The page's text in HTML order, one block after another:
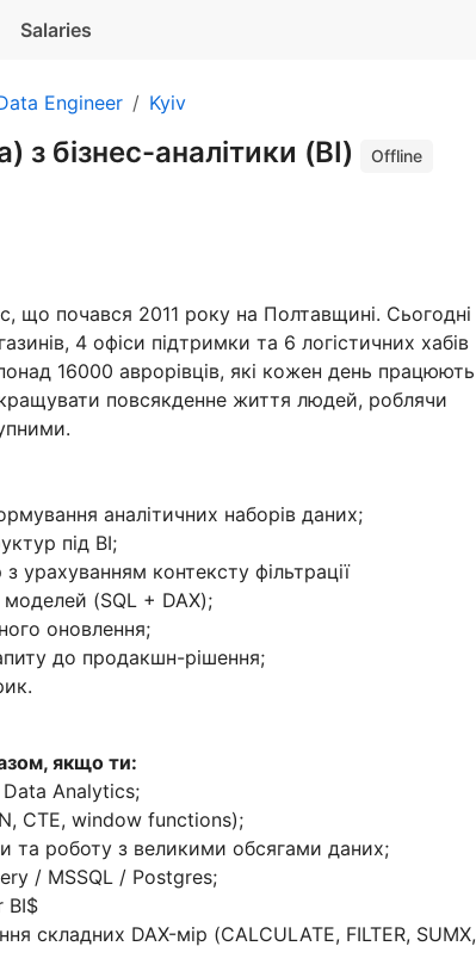
Salaries
Engineer Kyiv
з бізнес-аналітики (BI)
Offline
що почався 2011 року на Полтавщині. Сьогодні
4 офіси підтримки та 6 логістичних хабів
16000 аврорівців, які кожен день працюють
повсякденне життя людей, роблячи
аналітичних наборів даних;
під BI;
урахуванням контексту фільтрації
моделей (SQL + DAX);
оновлення;
до продакшн-рішення;
якщо ти:
Analytics;
CTE, window functions);
та роботу з великими обсягами даних;
/ MSSQL / Postgres;
BI$
складних DAX-мір (CALCULATE, FILTER, SUMX,